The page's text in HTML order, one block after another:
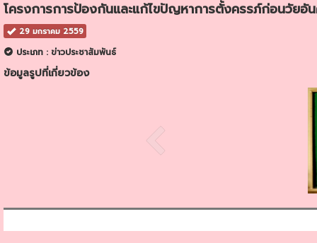
โครงการการป้องกันและแก้ไขปัญหาการตั้งครรภ์ก่อนวัยอั
29 มกราคม 2559
ประเภท : ข่าวประชาสัมพันธ์
ข้อมูลรูปที่เกี่ยวข้อง